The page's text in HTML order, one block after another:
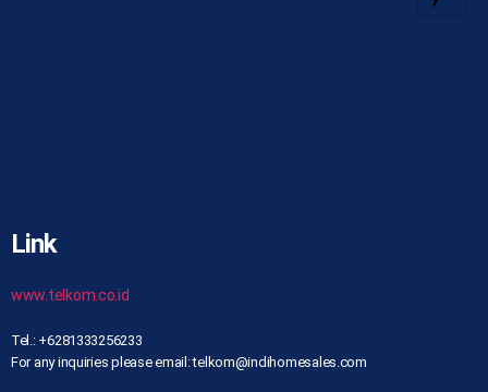
Link
www.telkom.co.id
Tel.: +6281333256233
For any inquiries please email: telkom@indihomesales.com